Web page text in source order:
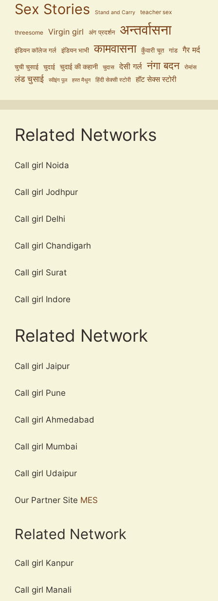
Sex Stories Stand and Carry teacher sex
threesome Virgin girl अंग प्रदर्शन अन्तर्वासना
इंडियन कॉलेज गर्ल इंडियन भाभी कामवासना कुँवारी चूत गांड गैर मर्द
चुची चुसाई चुदाई चुदाई की कहानी चुदास देसी गर्ल नंगा बदन रोमांस
लंड चुसाई स्वीइंग पूल हस्त मैथुन हिंदी सेक्सी स्टोरी हॉट सेक्स स्टोरी
Related Networks
Call girl Noida
Call girl Jodhpur
Call girl Delhi
Call girl Chandigarh
Call girl Surat
Call girl Indore
Related Network
Call girl Jaipur
Call girl Pune
Call girl Ahmedabad
Call girl Mumbai
Call girl Udaipur
Our Partner Site MES
Related Network
Call girl Kanpur
Call girl Manali